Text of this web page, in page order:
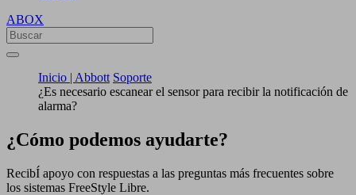
ABOX
Inicio | Abbott Soporte
¿Es necesario escanear el sensor para recibir la notificación de
alarma?
¿Cómo podemos ayudarte?
RecibÍ apoyo con respuestas a las preguntas más frecuentes sobre
los sistemas FreeStyle Libre.